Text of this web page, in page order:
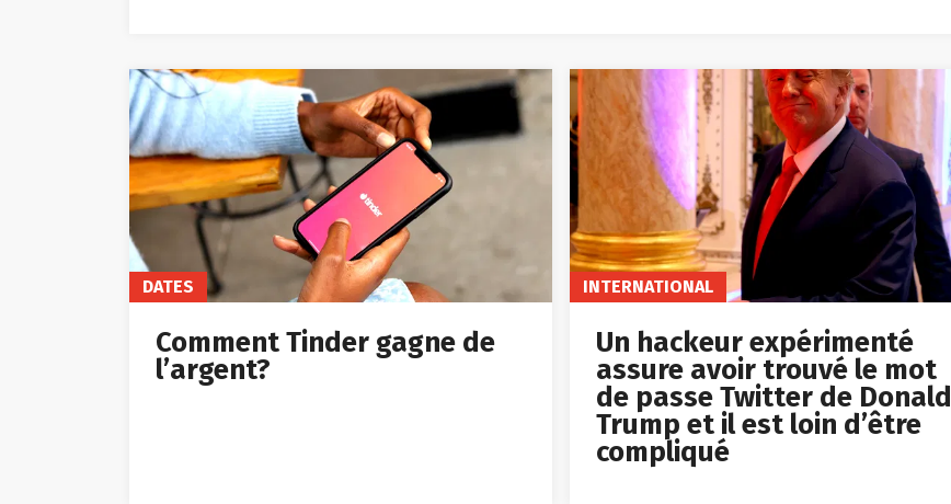
DATES
Comment Tinder gagne de
l’argent?
INTERNATIONAL
Un hackeur expérimenté
assure avoir trouvé le mot
de passe Twitter de Donald
Trump et il est loin d’être
compliqué